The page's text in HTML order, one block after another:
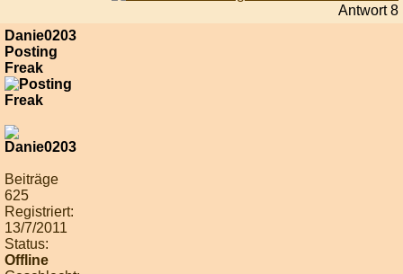
Antwort 8
Danie0203
Posting
Freak
Beiträge
625
Registriert:
13/7/2011
Status:
Offline